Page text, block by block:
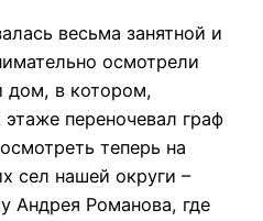
весьма занятной и
осмотрели
дом, в котором,
переночевал граф
теперь на
сел нашей округи –
Андрея Романова, где